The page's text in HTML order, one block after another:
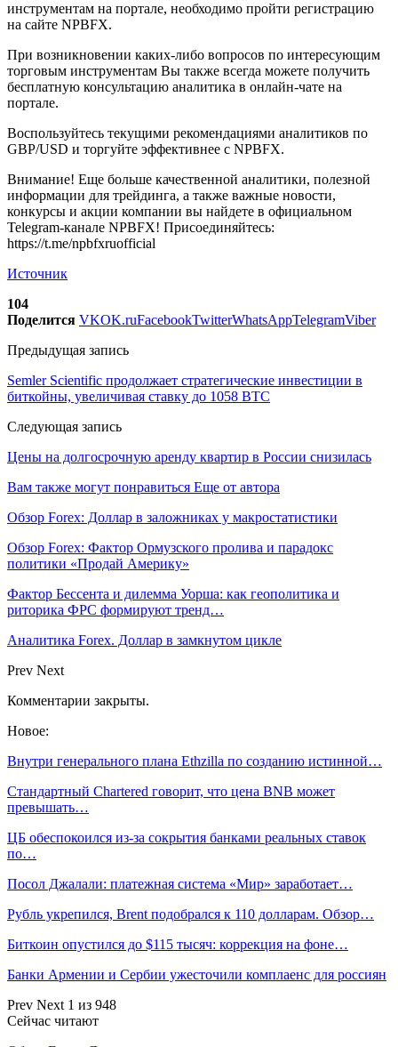
инструментам на портале, необходимо пройти регистрацию
на сайте NPBFX.
При возникновении каких-либо вопросов по интересующим
торговым инструментам Вы также всегда можете получить
бесплатную консультацию аналитика в онлайн-чате на
портале.
Воспользуйтесь текущими рекомендациями аналитиков по
GBP/USD и торгуйте эффективнее с NPBFX.
Внимание! Еще больше качественной аналитики, полезной
информации для трейдинга, а также важные новости,
конкурсы и акции компании вы найдете в официальном
Telegram-канале NPBFX! Присоединяйтесь:
https://t.me/npbfxruofficial
Источник
104
Поделится VKOK.ruFacebookTwitterWhatsAppTelegramViber
Предыдущая запись
Semler Scientific продолжает стратегические инвестиции в
биткойны, увеличивая ставку до 1058 BTC
Следующая запись
Цены на долгосрочную аренду квартир в России снизилась
Вам также могут понравиться Еще от автора
Обзор Forex: Доллар в заложниках у макростатистики
Обзор Forex: Фактор Ормузского пролива и парадокс
политики «Продай Америку»
Фактор Бессента и дилемма Уорша: как геополитика и
риторика ФРС формируют тренд…
Аналитика Forex. Доллар в замкнутом цикле
Prev Next
Комментарии закрыты.
Новое:
Внутри генерального плана Ethzilla по созданию истинной…
Стандартный Chartered говорит, что цена BNB может
превышать…
ЦБ обеспокоился из-за сокрытия банками реальных ставок
по…
Посол Джалали: платежная система «Мир» заработает…
Рубль укрепился, Brent подобрался к 110 долларам. Обзор…
Биткоин опустился до $115 тысяч: коррекция на фоне…
Банки Армении и Сербии ужесточили комплаенс для россиян
Prev Next 1 из 948
Сейчас читают